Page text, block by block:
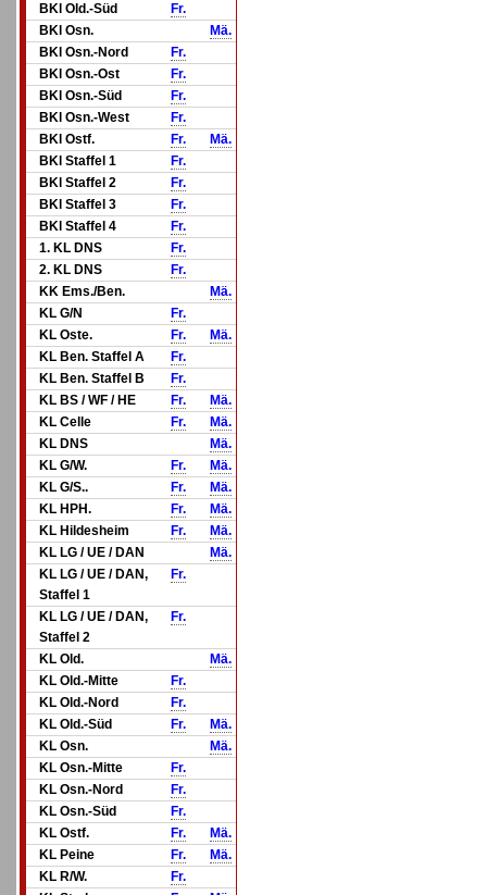
BKl Old.-Süd
Fr.
BKl Osn.
Mä.
BKl Osn.-Nord
Fr.
BKl Osn.-Ost
Fr.
BKl Osn.-Süd
Fr.
BKl Osn.-West
Fr.
BKl Ostf.
Fr.
Mä.
BKl Staffel 1
Fr.
BKl Staffel 2
Fr.
BKl Staffel 3
Fr.
BKl Staffel 4
Fr.
1. KL DNS
Fr.
2. KL DNS
Fr.
KK Ems./Ben.
Mä.
KL G/N
Fr.
KL Oste.
Fr.
Mä.
KL Ben. Staffel A
Fr.
KL Ben. Staffel B
Fr.
KL BS / WF / HE
Fr.
Mä.
KL Celle
Fr.
Mä.
KL DNS
Mä.
KL G/W.
Fr.
Mä.
KL G/S..
Fr.
Mä.
KL HPH.
Fr.
Mä.
KL Hildesheim
Fr.
Mä.
KL LG / UE / DAN
Mä.
KL LG / UE / DAN,
Staffel 1
Fr.
KL LG / UE / DAN,
Staffel 2
Fr.
KL Old.
Mä.
KL Old.-Mitte
Fr.
KL Old.-Nord
Fr.
KL Old.-Süd
Fr.
Mä.
KL Osn.
Mä.
KL Osn.-Mitte
Fr.
KL Osn.-Nord
Fr.
KL Osn.-Süd
Fr.
KL Ostf.
Fr.
Mä.
KL Peine
Fr.
Mä.
KL R/W.
Fr.